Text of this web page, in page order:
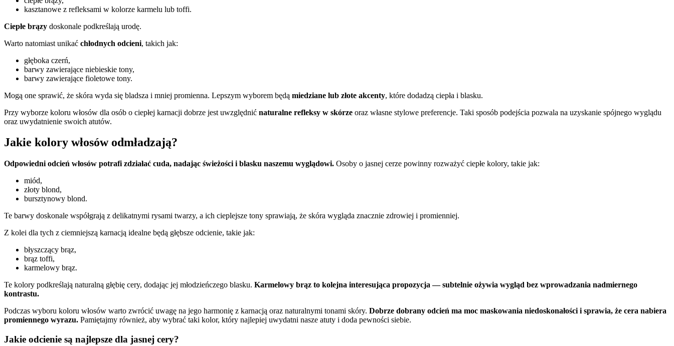
kasztanowe z refleksami w kolorze karmelu lub toffi.
Ciepłe brązy doskonale podkreślają urodę.
Warto natomiast unikać chłodnych odcieni, takich jak:
głęboka czerń,
barwy zawierające niebieskie tony,
barwy zawierające fioletowe tony.
Mogą one sprawić, że skóra wyda się bladsza i mniej promienna. Lepszym wyborem będą miedziane lub złote akcenty, które dodadzą ciepła i blasku.
Przy wyborze koloru włosów dla osób o ciepłej karnacji dobrze jest uwzględnić naturalne refleksy w skórze oraz własne stylowe preferencje. Taki sposób podejścia pozwala na uzyskanie spójnego wyglądu
oraz uwydatnienie swoich atutów.
Jakie kolory włosów odmładzają?
Odpowiedni odcień włosów potrafi zdziałać cuda, nadając świeżości i blasku naszemu wyglądowi. Osoby o jasnej cerze powinny rozważyć ciepłe kolory, takie jak:
miód,
złoty blond,
bursztynowy blond.
Te barwy doskonale współgrają z delikatnymi rysami twarzy, a ich cieplejsze tony sprawiają, że skóra wygląda znacznie zdrowiej i promienniej.
Z kolei dla tych z ciemniejszą karnacją idealne będą głębsze odcienie, takie jak:
błyszczący brąz,
brąz toffi,
karmelowy brąz.
Te kolory podkreślają naturalną głębię cery, dodając jej młodzieńczego blasku. Karmelowy brąz to kolejna interesująca propozycja — subtelnie ożywia wygląd bez wprowadzania nadmiernego
kontrastu.
Podczas wyboru koloru włosów warto zwrócić uwagę na jego harmonię z karnacją oraz naturalnymi tonami skóry. Dobrze dobrany odcień ma moc maskowania niedoskonałości i sprawia, że cera nabiera
promiennego wyrazu. Pamiętajmy również, aby wybrać taki kolor, który najlepiej uwydatni nasze atuty i doda pewności siebie.
Jakie odcienie są najlepsze dla jasnej cery?